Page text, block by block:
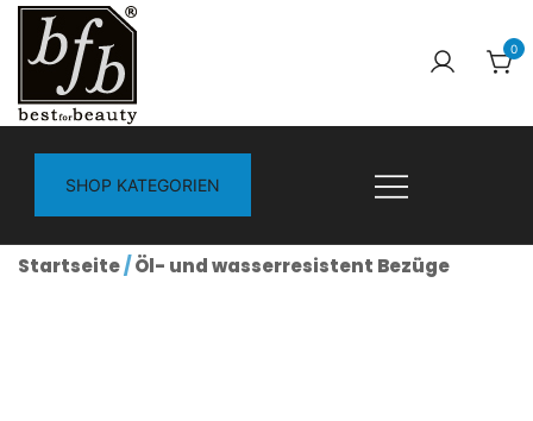
Zum
Inhalt
springen
B2B Onlineshop bfb GmbH
0
SHOP KATEGORIEN
Startseite/Öl- und wasserresistent Bezüge